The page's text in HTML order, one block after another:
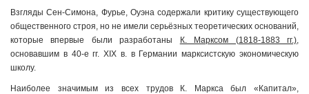
Взгляды Сен-Симона, Фурье, Оуэна содержали критику существующего
общественного строя, но не имели серьёзных теоретических оснований,
которые впервые были разработаны
К. Марксом (1818-1883 гг.),
основавшим в 40-е гг. XIX в. в Германии марксистскую экономическую
школу.
Наиболее значимым из всех трудов К. Маркса был «Капитал»,